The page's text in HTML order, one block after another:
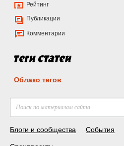
Рейтинг
Публикации
Комментарии
Облако тегов
Блоги и сообщества События